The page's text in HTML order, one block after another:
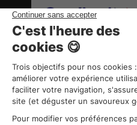
Certification délivrée au titre des
actions de formation
ORGANISME DE FORMATION